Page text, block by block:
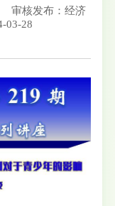
审核发布：经济
03-28